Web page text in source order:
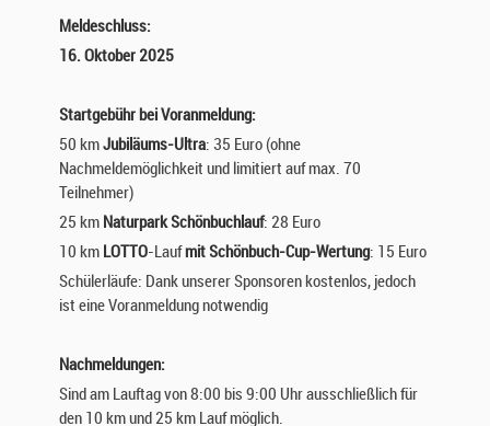
Meldeschluss:
16. Oktober 2025
Startgebühr bei Voranmeldung:
50 kmJubiläums-Ultra: 35 Euro (ohne
Nachmeldemöglichkeit und limitiert auf max. 70
Teilnehmer)
25 km Naturpark Schönbuchlauf: 28 Euro
10 km LOTTO-Laufmit Schönbuch-Cup-Wertung: 15 Euro
Schülerläufe: Dank unserer Sponsoren kostenlos, jedoch
ist eine Voranmeldung notwendig
Nachmeldungen:
Sind am Lauftag von 8:00 bis 9:00 Uhr ausschließlich für
den 10 km und 25 km Lauf möglich.